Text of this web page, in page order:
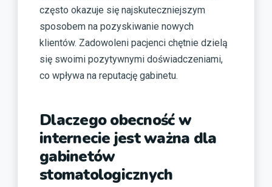
często okazuje się najskuteczniejszym
sposobem na pozyskiwanie nowych
klientów. Zadowoleni pacjenci chętnie dzielą
się swoimi pozytywnymi doświadczeniami,
co wpływa na reputację gabinetu.
Dlaczego obecność w
internecie jest ważna dla
gabinetów
stomatologicznych